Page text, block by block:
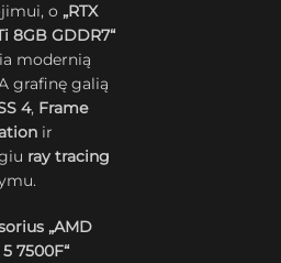
o „RTX
8GB GDDR7“
modernią
grafinę galią
4, Frame
ir
ray tracing
„AMD
7500F“